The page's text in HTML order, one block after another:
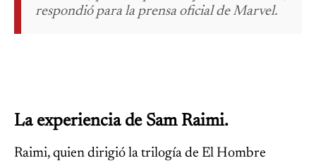
respondió para la prensa oficial de Marvel.
La experiencia de Sam Raimi.
Raimi, quien dirigió la trilogía de El Hombre